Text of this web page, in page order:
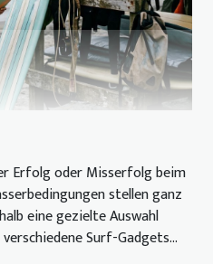
Erfolg oder Misserfolg beim
stellen ganz
eine gezielte Auswahl
Surf-Gadgets...